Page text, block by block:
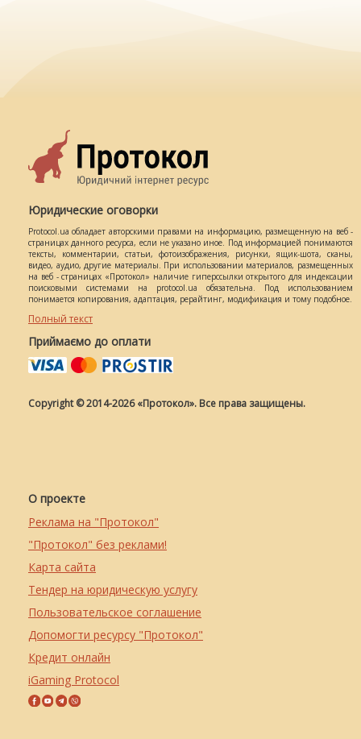
Юридические оговорки
Protocol.ua обладает авторскими правами на информацию, размещенную на веб -
страницах данного ресурса, если не указано иное. Под информацией понимаются
тексты, комментарии, статьи, фотоизображения, рисунки, ящик-шота, сканы,
видео, аудио, другие материалы. При использовании материалов, размещенных
на веб - страницах «Протокол» наличие гиперссылки открытого для индексации
поисковыми системами на protocol.ua обязательна. Под использованием
понимается копирования, адаптация, рерайтинг, модификация и тому подобное.
Полный текст
Приймаємо до оплати
Copyright © 2014-2026 «Протокол». Все права защищены.
О проекте
Реклама на "Протокол"
"Протокол" без реклами!
Карта сайта
Тендер на юридическую услугу
Пользовательское соглашение
Допомогти ресурсу "Протокол"
Кредит онлайн
iGaming Protocol